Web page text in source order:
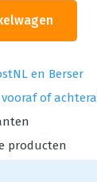
en Berser
vooraf of
producten